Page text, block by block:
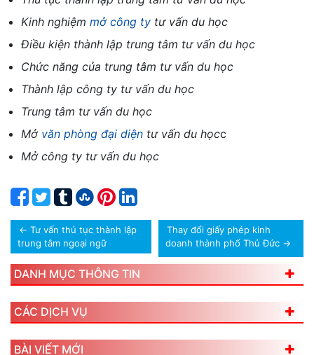
Kinh nghiệm mở công ty tư vấn du học
Điều kiện thành lập trung tâm tư vấn du học
Chức năng của trung tâm tư vấn du học
Thành lập công ty tư vấn du học
Trung tâm tư vấn du học
Mở văn phòng đại diện tư vấn du họcc
Mở công ty tư vấn du học
← Tư vấn thủ tục thành lập
trung tâm ngoại ngữ
Thay đổi giấy phép kinh
doanh thành phố Thủ Đức →
DANH MỤC THÔNG TIN
CÁC DỊCH VỤ
BÀI VIẾT MỚI